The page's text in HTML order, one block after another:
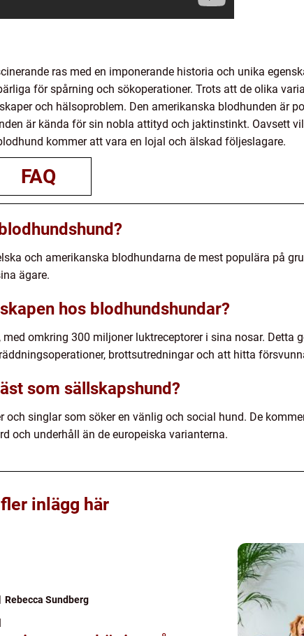
ras med en imponerande historia och unika
för spårning och sökoperationer. Trots att de olika
och hälsoproblem. Den amerikanska blodhunden är
är kända för sin nobla attityd och jaktinstinkt. Oavsett
kommer att vara en lojal och älskad följeslagare.
FAQ
och amerikanska blodhundarna de mest populära på
ägare.
hos blodhundshundar?
omkring 300 miljoner luktreceptorer i sina nosar. Detta
brottsutredningar och att hitta
som sällskapshund?
singlar som söker en vänlig och social hund. De
och underhåll än de europeiska varianterna.
inlägg här
Rebecca Sundberg